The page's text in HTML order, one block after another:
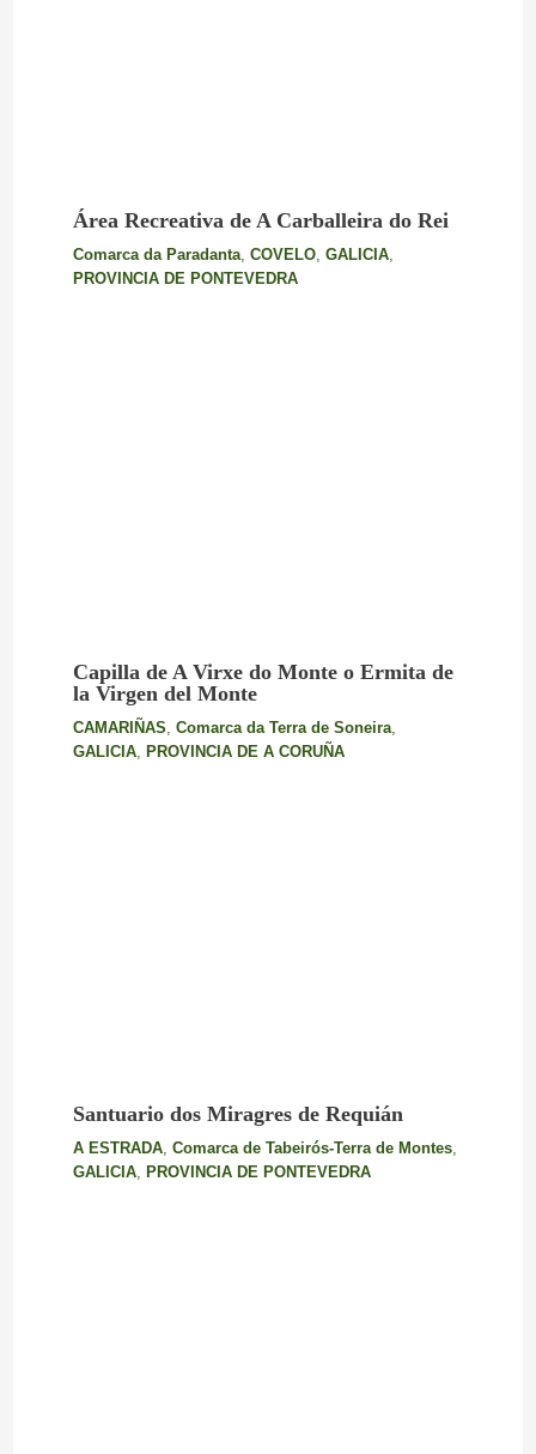
Área Recreativa de A Carballeira do Rei
Comarca da Paradanta, COVELO, GALICIA,
PROVINCIA DE PONTEVEDRA
Capilla de A Virxe do Monte o Ermita de
la Virgen del Monte
CAMARIÑAS, Comarca da Terra de Soneira,
GALICIA, PROVINCIA DE A CORUÑA
Santuario dos Miragres de Requián
A ESTRADA, Comarca de Tabeirós-Terra de Montes,
GALICIA, PROVINCIA DE PONTEVEDRA